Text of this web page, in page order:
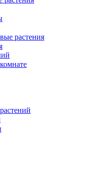
растения